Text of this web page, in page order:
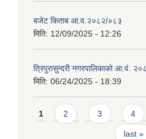
बजेट किताब आ.व.२०८२/०८३
मिति: 12/09/2025 - 12:26
त्रिपुरासुन्दरी नगरपालिकाको आ.वं.
मिति: 06/24/2025 - 18:39
Pages
1 2 3 4
last »